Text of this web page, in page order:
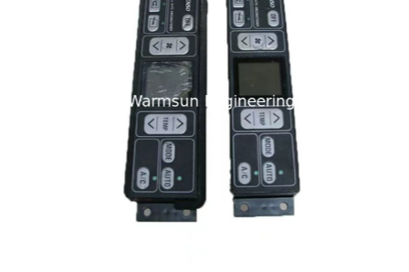
ONGEVEER
FABRIEKSREIS
KWALITEITSCONTROLE
CONTACTEER